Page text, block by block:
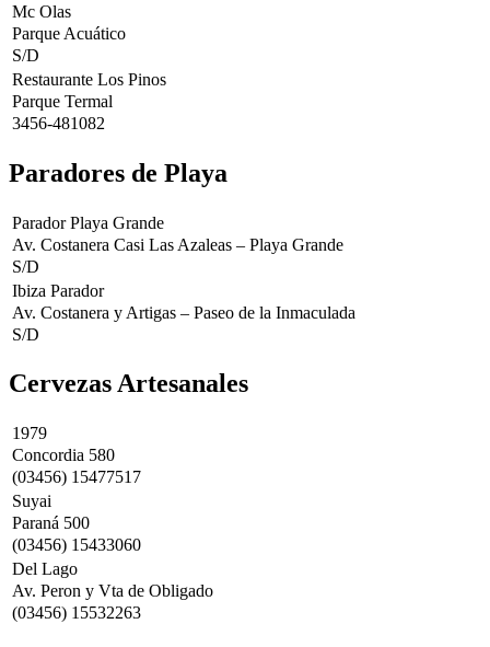
Mc Olas
Parque Acuático
S/D
Restaurante Los Pinos
Parque Termal
3456-481082
Paradores de Playa
Parador Playa Grande
Av. Costanera Casi Las Azaleas – Playa Grande
S/D
Ibiza Parador
Av. Costanera y Artigas – Paseo de la Inmaculada
S/D
Cervezas Artesanales
1979
Concordia 580
(03456) 15477517
Suyai
Paraná 500
(03456) 15433060
Del Lago
Av. Peron y Vta de Obligado
(03456) 15532263